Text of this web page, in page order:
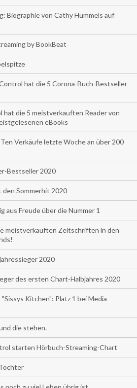
Biographie von Cathy Hummels auf
by BookBeat
hat die 5 Corona-Buch-Bestseller
hat die 5 meistverkauften Reader von
eBooks
Verkäufe letzte Woche an über 200
Bestseller 2020
Sommerhit 2020
aus Freude über die Nummer 1
meistverkauften Zeitschriften in den
2020
des ersten Chart-Halbjahres 2020
Kitchen": Platz 1 bei Media
die stehen.
starten Hörbuch-Streaming-Chart